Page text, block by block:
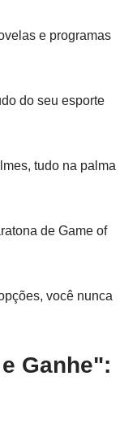
e programas
do seu esporte
tudo na palma
de Game of
você nunca
Ganhe":